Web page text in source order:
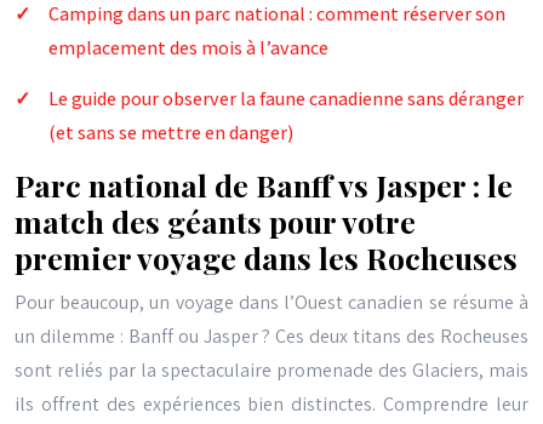
Camping dans un parc national : comment réserver son
emplacement des mois à l’avance
Le guide pour observer la faune canadienne sans déranger
(et sans se mettre en danger)
Parc national de Banff vs Jasper : le
match des géants pour votre
premier voyage dans les Rocheuses
Pour beaucoup, un voyage dans l’Ouest canadien se résume à
un dilemme : Banff ou Jasper ? Ces deux titans des Rocheuses
sont reliés par la spectaculaire promenade des Glaciers, mais
ils offrent des expériences bien distinctes. Comprendre leur